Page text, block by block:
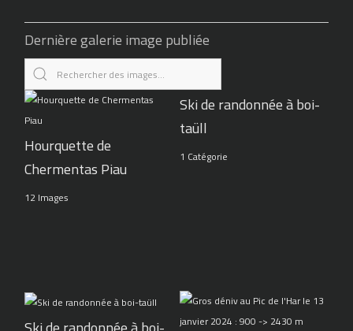
Dernière galerie image publiée
Hourquette de
Chermentas Piau
12 Images
Ski de randonnée à boi-
taüll
1 Catégorie